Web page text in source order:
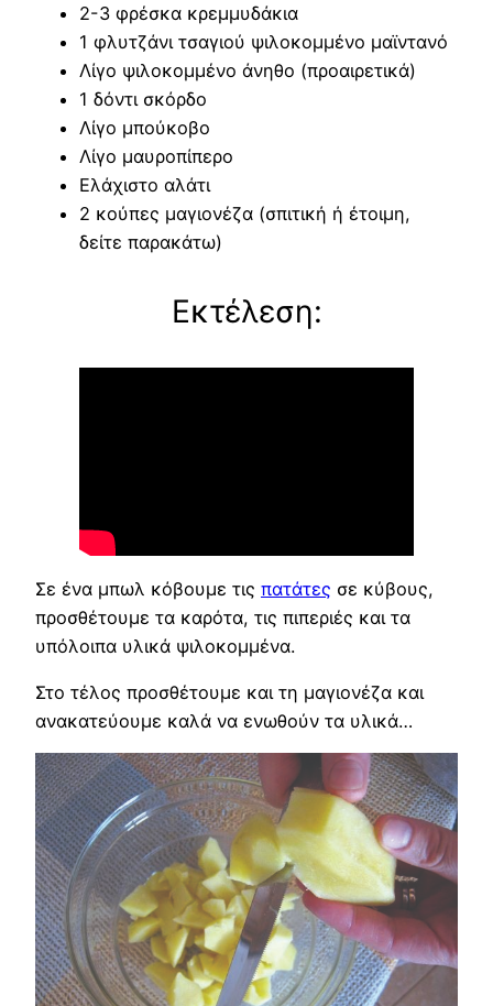
2-3 φρέσκα κρεμμυδάκια
1 φλυτζάνι τσαγιού ψιλοκομμένο μαϊντανό
Λίγο ψιλοκομμένο άνηθο (προαιρετικά)
1 δόντι σκόρδο
Λίγο μπούκοβο
Λίγο μαυροπίπερο
Ελάχιστο αλάτι
2 κούπες μαγιονέζα (σπιτική ή έτοιμη,
δείτε παρακάτω)
Εκτέλεση:
Σε ένα μπωλ κόβουμε τις πατάτες σε κύβους,
προσθέτουμε τα καρότα, τις πιπεριές και τα
υπόλοιπα υλικά ψιλοκομμένα.
Στο τέλος προσθέτουμε και τη μαγιονέζα και
ανακατεύουμε καλά να ενωθούν τα υλικά…